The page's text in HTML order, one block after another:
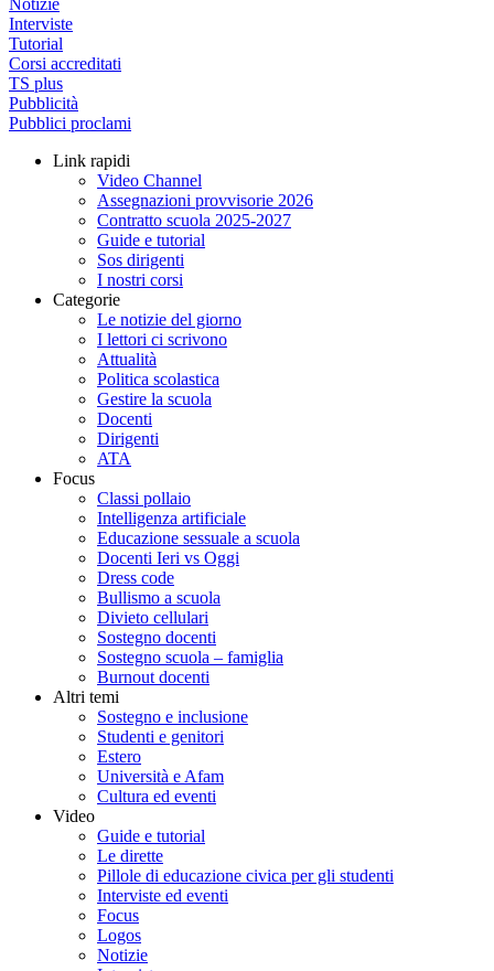
Notizie
Interviste
Tutorial
Corsi accreditati
TS plus
Pubblicità
Pubblici proclami
Link rapidi
Video Channel
Assegnazioni provvisorie 2026
Contratto scuola 2025-2027
Guide e tutorial
Sos dirigenti
I nostri corsi
Categorie
Le notizie del giorno
I lettori ci scrivono
Attualità
Politica scolastica
Gestire la scuola
Docenti
Dirigenti
ATA
Focus
Classi pollaio
Intelligenza artificiale
Educazione sessuale a scuola
Docenti Ieri vs Oggi
Dress code
Bullismo a scuola
Divieto cellulari
Sostegno docenti
Sostegno scuola – famiglia
Burnout docenti
Altri temi
Sostegno e inclusione
Studenti e genitori
Estero
Università e Afam
Cultura ed eventi
Video
Guide e tutorial
Le dirette
Pillole di educazione civica per gli studenti
Interviste ed eventi
Focus
Logos
Notizie